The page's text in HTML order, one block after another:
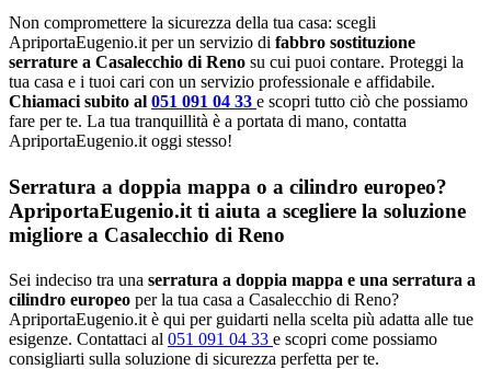
Non compromettere la sicurezza della tua casa: scegli
ApriportaEugenio.it per un servizio di fabbro sostituzione
serrature a Casalecchio di Reno su cui puoi contare. Proteggi la
tua casa e i tuoi cari con un servizio professionale e affidabile.
Chiamaci subito al 051 091 04 33 e scopri tutto ciò che possiamo
fare per te. La tua tranquillità è a portata di mano, contatta
ApriportaEugenio.it oggi stesso!
Serratura a doppia mappa o a cilindro europeo?
ApriportaEugenio.it ti aiuta a scegliere la soluzione
migliore a Casalecchio di Reno
Sei indeciso tra una serratura a doppia mappa e una serratura a
cilindro europeo per la tua casa a Casalecchio di Reno?
ApriportaEugenio.it è qui per guidarti nella scelta più adatta alle tue
esigenze. Contattaci al 051 091 04 33 e scopri come possiamo
consigliarti sulla soluzione di sicurezza perfetta per te.